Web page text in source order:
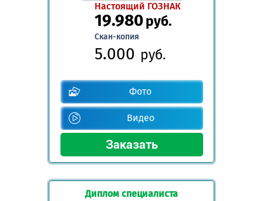
Настоящий ГОЗНАК
19.980руб.
Скан-копия
5.000 руб.
Фото
Видео
Диплом специалиста